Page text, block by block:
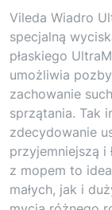
Vileda Wiadro
specjalną
płaskiego
umożliwia
zachowanie
sprzątania. Tak
zdecydowanie
przyjemniejszą i
z mopem to
małych, jak i